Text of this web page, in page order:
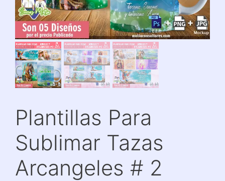
Plantillas Para
Sublimar Tazas
Arcangeles # 2